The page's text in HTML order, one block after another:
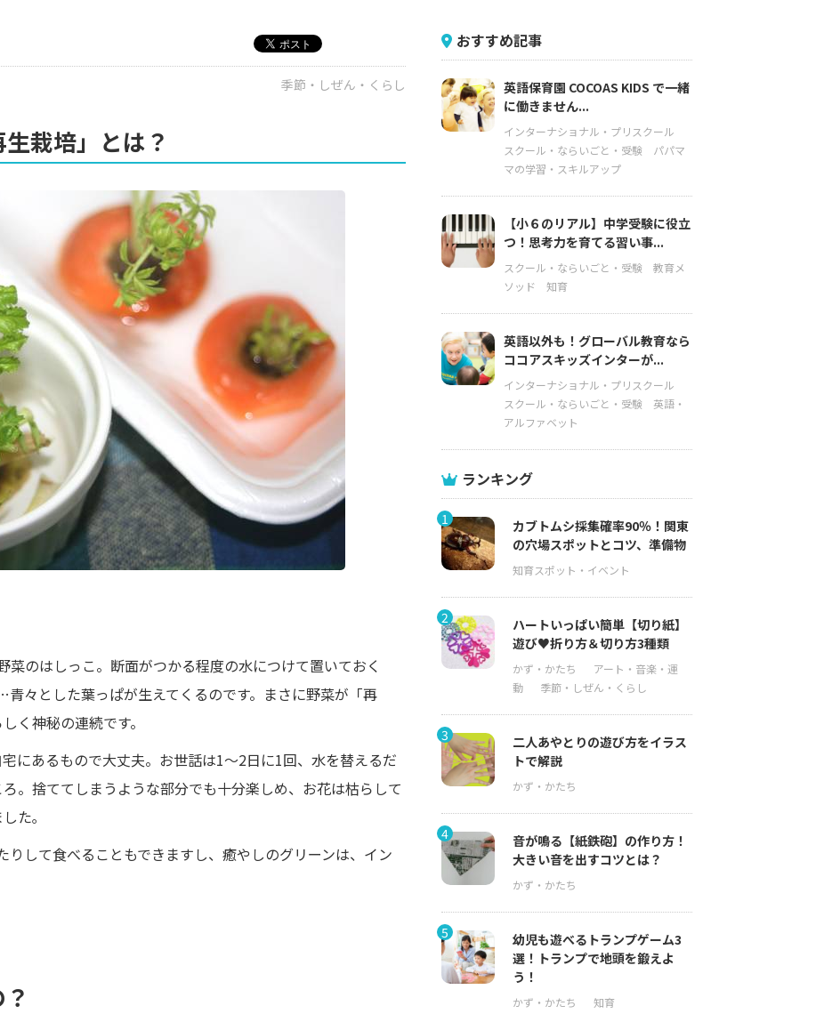
季節・しぜん・くらし
栽培」とは？
菜のはしっこ。断面がつかる程度の水につけて置いておく
々とした葉っぱが生えてくるのです。まさに野菜が「再
く神秘の連続です。
にあるもので大丈夫。お世話は1～2日に1回、水を替えるだ
。捨ててしまうような部分でも十分楽しめ、お花は枯らして
た｡
りして食べることもできますし、癒やしのグリーンは、イン
おすすめ記事
英語保育園 COCOAS KIDS で一緒
に働きません...
インターナショナル・プリスクール
スクール・ならいごと・受験
パパマ
マの学習・スキルアップ
【小６のリアル】中学受験に役立
つ！思考力を育てる習い事...
スクール・ならいごと・受験
教育メ
ソッド
知育
英語以外も！グローバル教育なら
ココアスキッズインターが...
インターナショナル・プリスクール
スクール・ならいごと・受験
英語・
アルファベット
ランキング
1
カブトムシ採集確率90％！関東
の穴場スポットとコツ、準備物
2
ハートいっぱい簡単【切り紙】
遊び♥折り方＆切り方3種類
3
二人あやとりの遊び方をイラス
トで解説
4
音が鳴る【紙鉄砲】の作り方！
大きい音を出すコツとは？
5
幼児も遊べるトランプゲーム3
選！トランプで地頭を鍛えよ
う！